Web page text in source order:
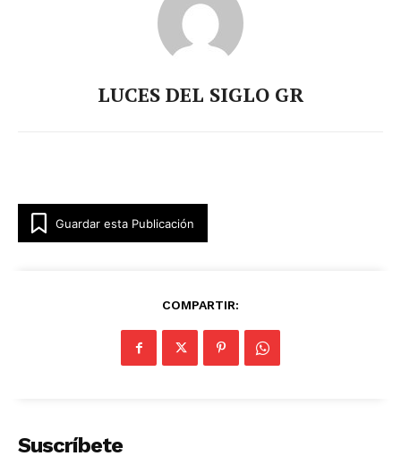
LUCES DEL SIGLO GR
Guardar esta Publicación
COMPARTIR:
Suscríbete